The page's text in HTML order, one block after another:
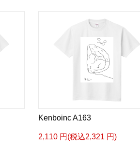
Kenboinc A163
2,110 円(税込2,321 円)